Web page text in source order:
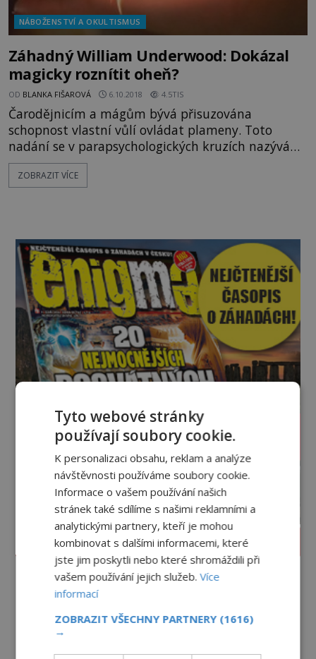
NÁBOŽENSTVÍ A OKULTISMUS
Záhadný William Underwood: Dokázal
magicky roznítit oheň?
OD BLANKA FIŠAROVÁ 6.10.2018 4.5TIS
Čarodějnicím a mágům bývá přisuzována
schopnost vlastní vůlí ovládat plameny. Toto
nadání se v parapsychologických kruzích nazývá
pyrokineze. Údajně ji například ovládal mladý
Afroameričan William Underwood. Nebo své
problémem. Sedmadvacetiletý Afroameričan
William Un
ZOBRAZIT VÍCE
PROLISTOVAT ČASOPIS
Tyto webové stránky
používají soubory cookie.
K personalizaci obsahu, reklam a analýze
návštěvnosti používáme soubory cookie.
Informace o vašem používání našich
stránek také sdílíme s našimi reklamními a
analytickými partnery, kteří je mohou
kombinovat s dalšími informacemi, které
jste jim poskytli nebo které shromáždili při
vašem používání jejich služeb.Více
informací
ZOBRAZIT VŠECHNY PARTNERY (1616)
→